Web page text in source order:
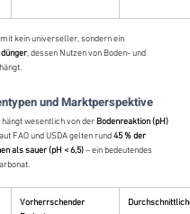
kein universeller, sondern ein
, dessen Nutzen von Boden- und
und Marktperspektive
hängt wesentlich von der Bodenreaktion (pH)
FAO und USDA gelten rund 45 % der
als sauer (pH < 6,5) – ein bedeutendes
Vorherrschender